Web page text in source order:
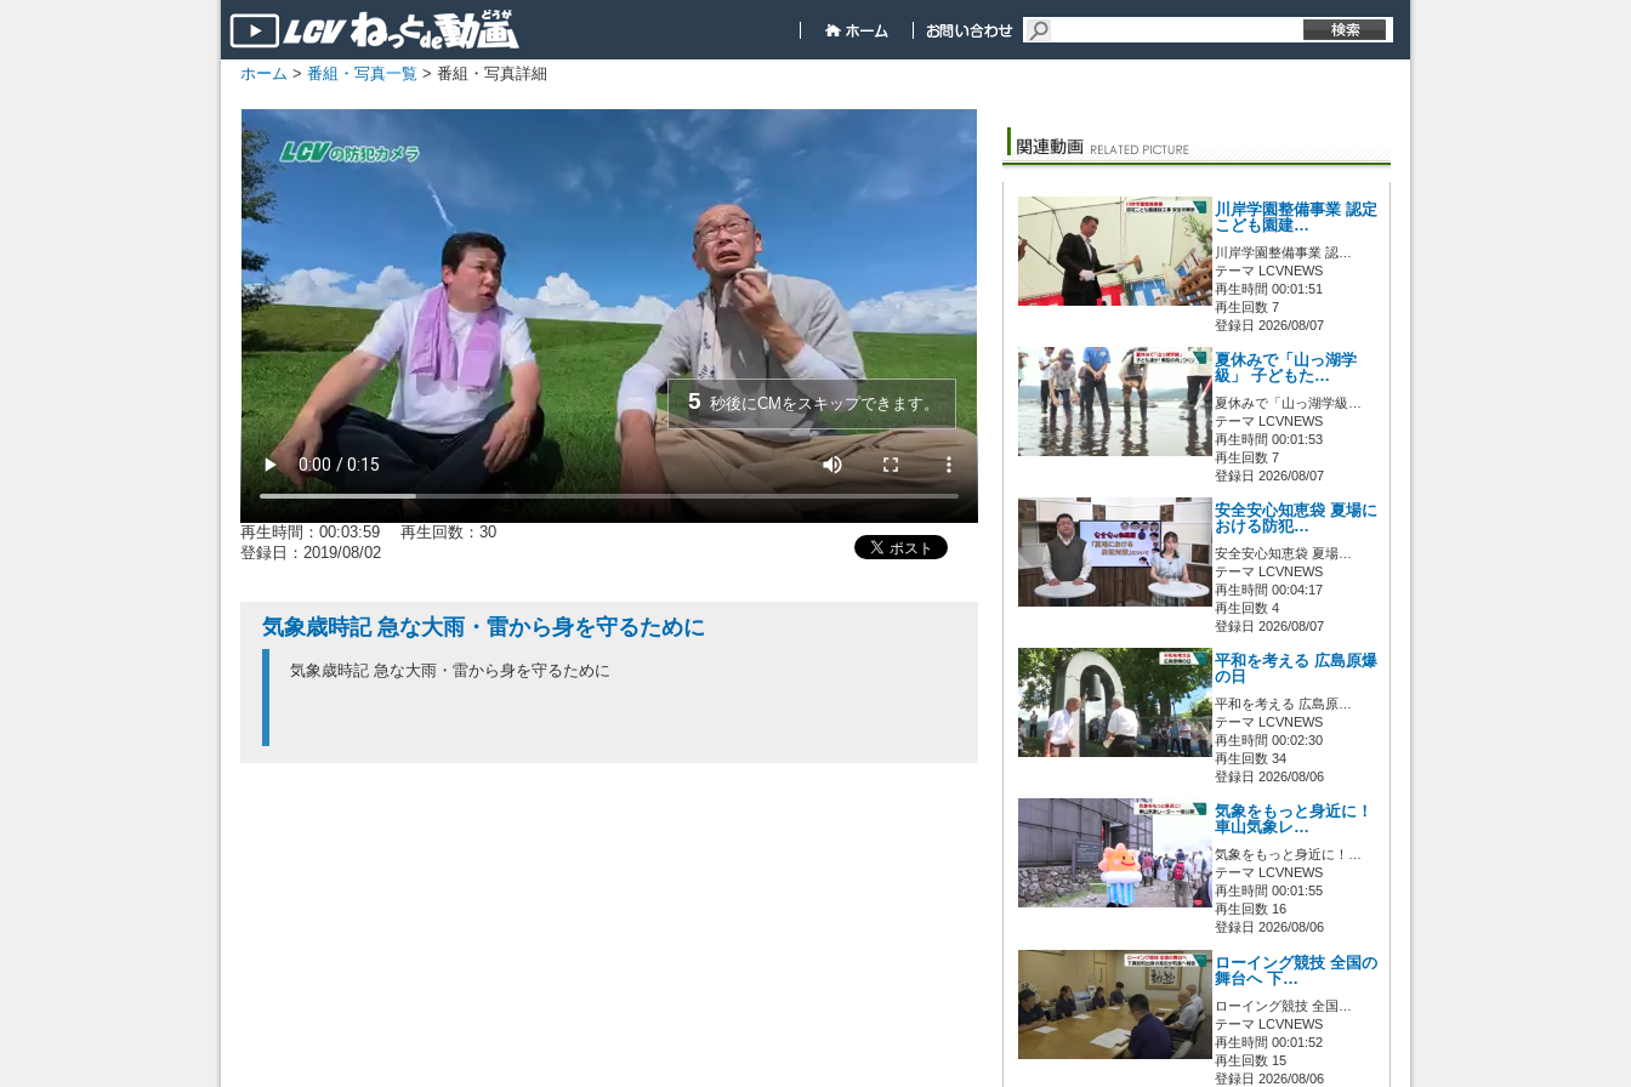
ホーム > 番組・写真一覧 > 番組・写真詳細
5 秒後にCMをスキップできます。
再生時間：00:03:59 再生回数：30
登録日：2019/08/02
気象歳時記 急な大雨・雷から身を守るために
気象歳時記 急な大雨・雷から身を守るために
川岸学園整備事業 認定
こども園建…
川岸学園整備事業 認…
テーマ LCVNEWS
再生時間 00:01:51
再生回数 7
登録日 2026/08/07
夏休みで「山っ湖学
級」 子どもた…
夏休みで「山っ湖学級…
テーマ LCVNEWS
再生時間 00:01:53
再生回数 7
登録日 2026/08/07
安全安心知恵袋 夏場に
おける防犯…
安全安心知恵袋 夏場…
テーマ LCVNEWS
再生時間 00:04:17
再生回数 4
登録日 2026/08/07
平和を考える 広島原爆
の日
平和を考える 広島原…
テーマ LCVNEWS
再生時間 00:02:30
再生回数 34
登録日 2026/08/06
気象をもっと身近に！
車山気象レ…
気象をもっと身近に！…
テーマ LCVNEWS
再生時間 00:01:55
再生回数 16
登録日 2026/08/06
ローイング競技 全国の
舞台へ 下…
ローイング競技 全国…
テーマ LCVNEWS
再生時間 00:01:52
再生回数 15
登録日 2026/08/06